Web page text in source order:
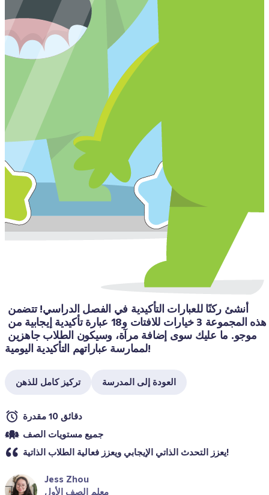
لممارسة عباراتهم التأكيدية اليومية!
تركيز كامل للذهن العودة إلى المدرسة
دقائق 10 مقدرة
جميع مستويات الصف
يعزز التحدث الذاتي الإيجابي ويعزز فعالية الطلاب الذاتية!
Jess Zhou
معلم الصف الأول